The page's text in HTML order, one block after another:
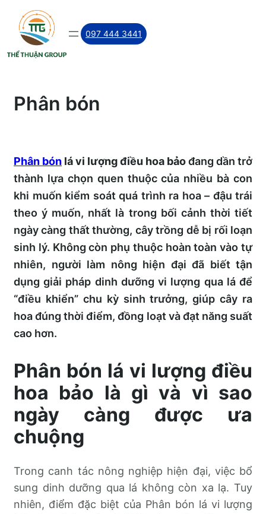
Skip
content
097 444 3441
Phân bón
Phân bón lá vi lượng điều hoa bảođang dần trở
thành lựa chọn quen thuộc của nhiều bà con
khi muốn kiểm soát quá trình ra hoa – đậu trái
theo ý muốn, nhất là trong bối cảnh thời tiết
ngày càng thất thường, cây trồng dễ bị rối loạn
sinh lý. Không còn phụ thuộc hoàn toàn vào tự
nhiên, người làm nông hiện đại đã biết tận
dụng giải pháp dinh dưỡng vi lượng qua lá để
“điều khiển” chu kỳ sinh trưởng, giúp cây ra
hoa đúng thời điểm, đồng loạt và đạt năng suất
cao hơn.
Phân bón lá vi lượng điều
hoa bảo là gì và vì sao
ngày càng được ưa
chuộng
Trong canh tác nông nghiệp hiện đại, việc bổ
sung dinh dưỡng qua lá không còn xa lạ. Tuy
nhiên, điểm đặc biệt của Phân bón lá vi lượng